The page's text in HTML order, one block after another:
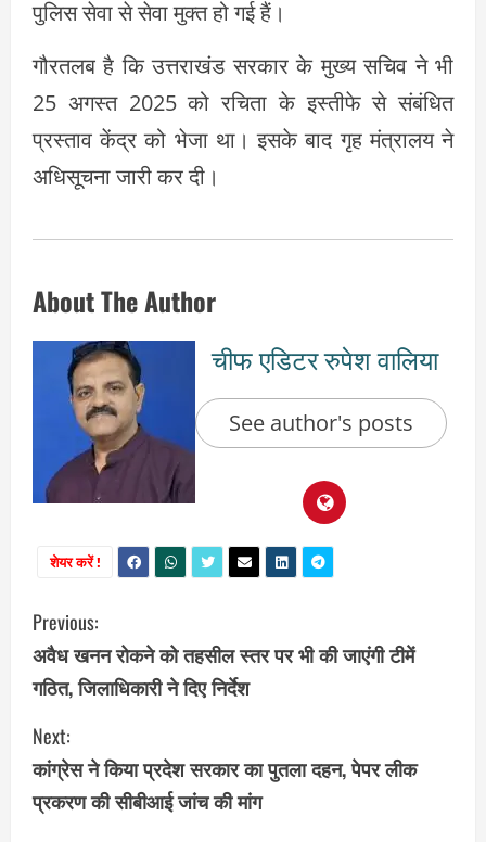
पुलिस सेवा से सेवा मुक्त हो गई हैं।
गौरतलब है कि उत्तराखंड सरकार के मुख्य सचिव ने भी
25 अगस्त 2025 को रचिता के इस्तीफे से संबंधित
प्रस्ताव केंद्र को भेजा था। इसके बाद गृह मंत्रालय ने
अधिसूचना जारी कर दी।
About The Author
चीफ एडिटर रुपेश वालिया
See author's posts
शेयर करें !
C
o
n
t
i
Previous:
अवैध खनन रोकने को तहसील स्तर पर भी की जाएंगी टीमें
गठित, जिलाधिकारी ने दिए निर्देश
Next:
कांग्रेस ने किया प्रदेश सरकार का पुतला दहन, पेपर लीक
प्रकरण की सीबीआई जांच की मांग